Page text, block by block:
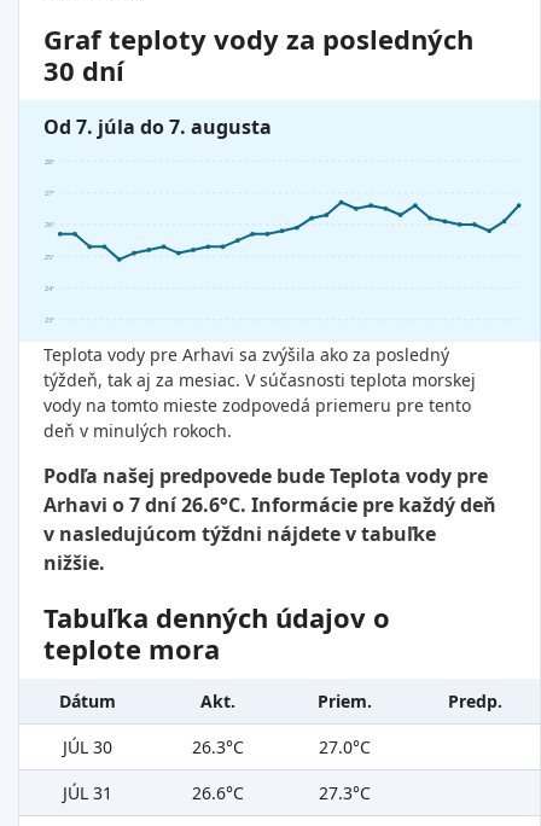
Graf teploty vody za posledných
30 dní
Od 7. júla do 7. augusta
23°
24°
25°
26°
27°
28°
Teplota vody pre Arhavi sa zvýšila ako za posledný
týždeň, tak aj za mesiac. V súčasnosti teplota morskej
vody na tomto mieste zodpovedá priemeru pre tento
deň v minulých rokoch.
Podľa našej predpovede bude Teplota vody pre
Arhavi o 7 dní 26.6°C. Informácie pre každý deň
v nasledujúcom týždni nájdete v tabuľke
nižšie.
Tabuľka denných údajov o
teplote mora
Dátum Akt. Priem.
Predp.
JÚL 30
26.3°C
27.0°C
JÚL 31
26.6°C
27.3°C